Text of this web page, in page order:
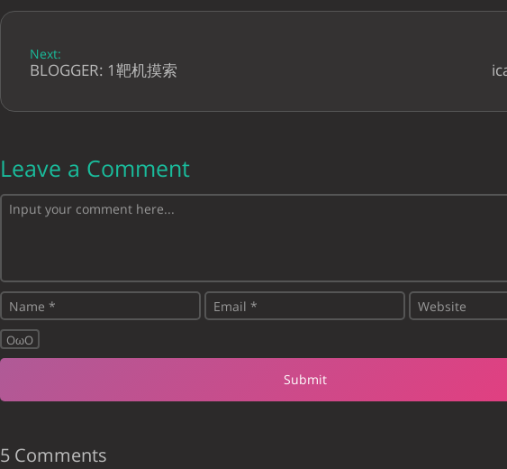
Next:
BLOGGER: 1靶机摸索
Leave a Comment
OωO
5 Comments